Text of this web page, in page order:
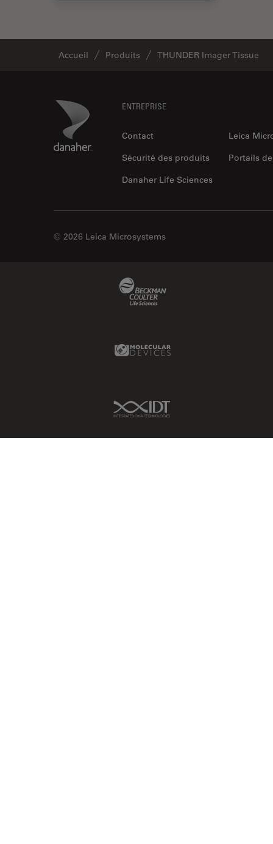
Accueil Produits THUNDER Imager Tissue
Danaher Logo ENTREPRISE
Contact
Leica
Sécurité des produits
Portails
Danaher Life Sciences
© 2026 Leica Microsystems
Molecular Devices Link
IDT Link